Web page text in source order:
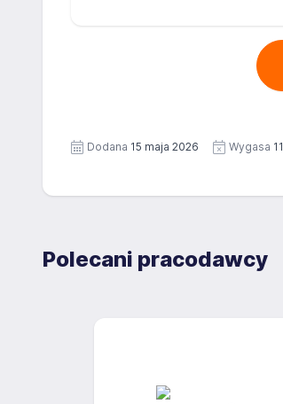
Dodana 15 maja 2026 Wygasa
Polecani pracodawcy